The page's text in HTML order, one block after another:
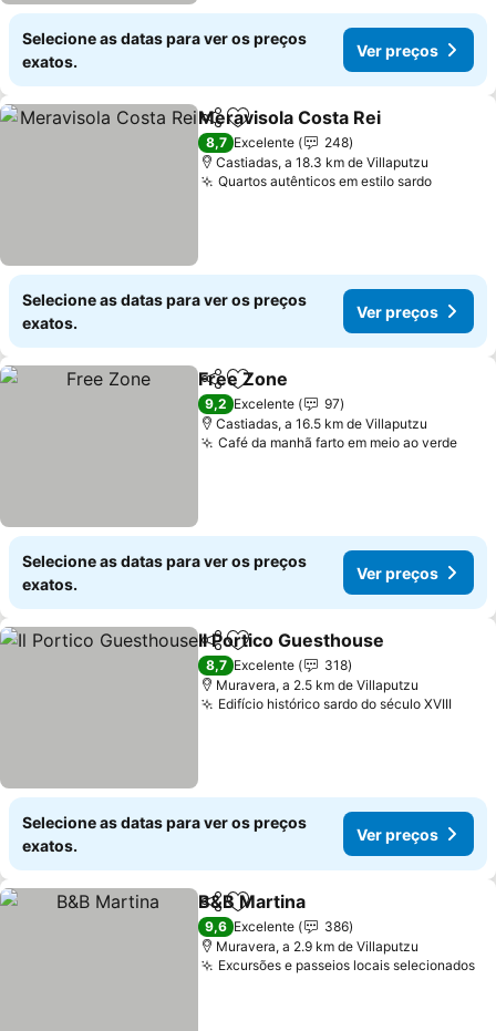
Selecione as datas para ver os preços
exatos.
Ver preços
PartilharAdicionar aos favoritos
Meravisola Costa Rei
8,7 Excelente
248
Castiadas, a 18.3 km de Villaputzu
Quartos autênticos em estilo sardoVer
Selecione as datas para ver os preços
exatos.
Ver preços
PartilharAdicionar aos favoritos
Free Zone
9,2 Excelente
97
Castiadas, a 16.5 km de Villaputzu
Café da manhã farto em meio ao verdeVer
Selecione as datas para ver os preços
exatos.
Ver preços
PartilharAdicionar aos favoritos
Il Portico Guesthouse
8,7 Excelente
318
Muravera, a 2.5 km de Villaputzu
Edifício histórico sardo do século XVIIIVer
Selecione as datas para ver os preços
exatos.
Ver preços
PartilharAdicionar aos favoritos
B&B Martina
9,6 Excelente
386
Muravera, a 2.9 km de Villaputzu
Excursões e passeios locais selecionados